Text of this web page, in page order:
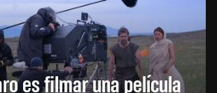
es filmar una película